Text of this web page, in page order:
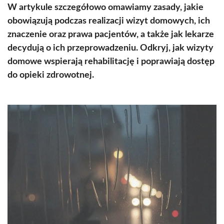
W artykule szczegółowo omawiamy zasady, jakie
obowiązują podczas realizacji wizyt domowych, ich
znaczenie oraz prawa pacjentów, a także jak lekarze
decydują o ich przeprowadzeniu. Odkryj, jak wizyty
domowe wspierają rehabilitację i poprawiają dostęp
do opieki zdrowotnej.